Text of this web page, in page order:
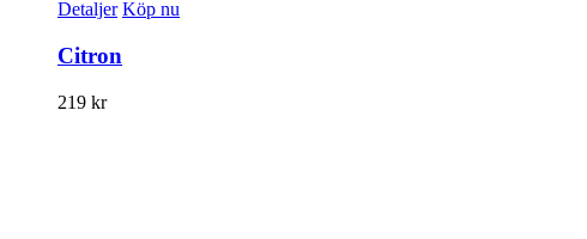
Detaljer Köp nu
Citron
219 kr